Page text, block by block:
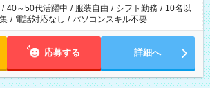
/ 40～50代活躍中 / 服装自由 / シフト勤務 / 10名以
/ 電話対応なし / パソコンスキル不要
応募する 詳細へ